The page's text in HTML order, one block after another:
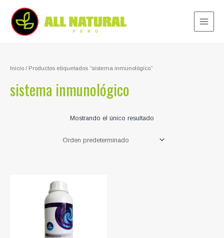
contenido
Main
Inicio / Productos etiquetados “sistema inmunológico”
sistema inmunológico
Mostrando el único resultado